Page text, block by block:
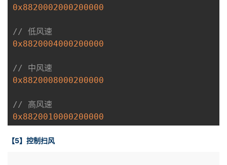
0x8820002000200000
// 低风速
0x8820004000200000
// 中风速
0x8820008000200000
// 高风速
0x8820010000200000
【5】控制扫风